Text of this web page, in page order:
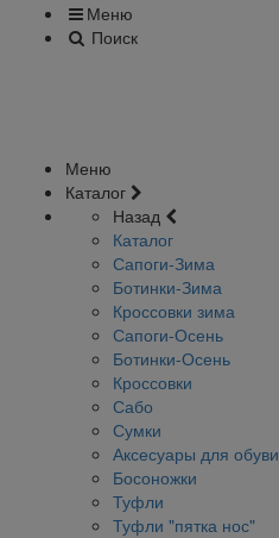
Меню
Поиск
Меню
Каталог
Назад
Каталог
Сапоги-Зима
Ботинки-Зима
Кроссовки зима
Сапоги-Осень
Ботинки-Осень
Кроссовки
Сабо
Сумки
Аксесуары для обуви
Босоножки
Туфли
Туфли "пятка нос"